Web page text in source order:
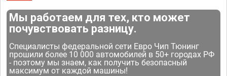
Мы работаем для тех, кто может
почувствовать разницу.
Специалисты федеральной сети Евро Чип Тюнинг
прошили более 10 000 автомобилей в 50+ городах РФ
- поэтому мы знаем, как получить безопасный
максимум от каждой машины!